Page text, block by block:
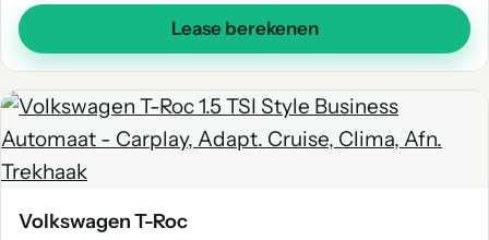
Lease berekenen
Volkswagen T-Roc